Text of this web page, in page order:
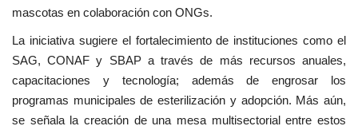
mascotas en colaboración con ONGs.
La iniciativa sugiere el fortalecimiento de instituciones como el
SAG, CONAF y SBAP a través de más recursos anuales,
capacitaciones y tecnología; además de engrosar los
programas municipales de esterilización y adopción. Más aún,
se señala la creación de una mesa multisectorial entre estos